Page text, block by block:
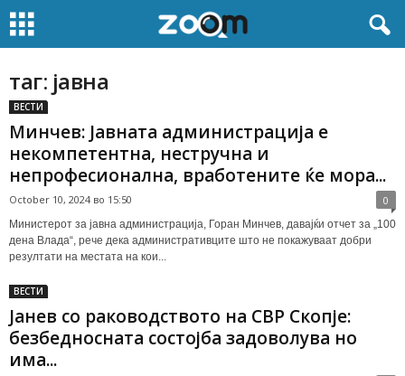
таг: јавна
ВЕСТИ
Минчев: Јавната администрација е
некомпетентна, нестручна и
непрофесионална, вработените ќе мора...
October 10, 2024 во 15:50 0
Министерот за јавна администрација, Горан Минчев, давајќи отчет за „100
дена Влада“, рече дека административците што не покажуваат добри
резултати на местата на кои...
ВЕСТИ
Јанев со раководството на СВР Скопје:
безбедносната состојба задоволува но
има...